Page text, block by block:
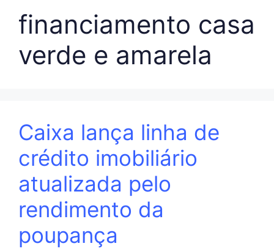
financiamento casa
verde e amarela
Caixa lança linha de
crédito imobiliário
atualizada pelo
rendimento da
poupança